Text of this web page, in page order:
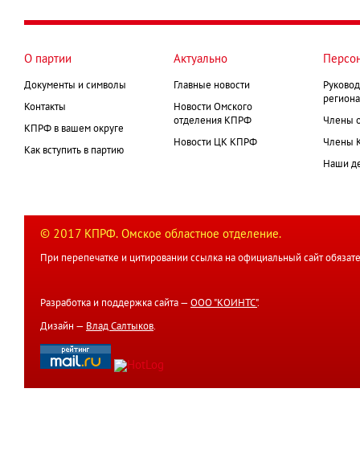
страниц
О партии
Документы и символы
Контакты
КПРФ в вашем округе
Как вступить в партию
Актуально
Главные новости
Новости Омского
отделения КПРФ
Новости ЦК КПРФ
Члены
Члены
Наши
© 2017 КПРФ. Омское областное отделение.
При перепечатке и цитировании ссылка на официальный сайт
Разработка и поддержка сайта — ООО "КОИНТС".
Дизайн — Влад Салтыков.